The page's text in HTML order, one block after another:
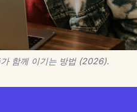
함께 이기는 방법 (2026).